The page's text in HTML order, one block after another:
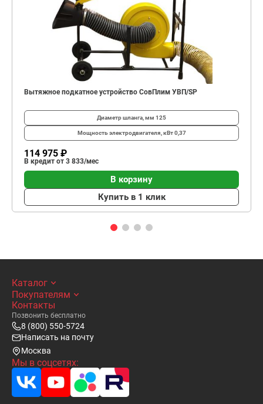
Вытяжное подкатное устройство СовПлим УВП/SP
Диаметр шланга, мм 125
Мощность электродвигателя, кВт0,37
114 975 ₽
В кредит от 3 833/мес
В корзину
Купить в 1 клик
Каталог
Покупателям
Контакты
Позвонить бесплатно
8 (800) 550-5724
Написать на почту
Москва
Мы в соцсетях: